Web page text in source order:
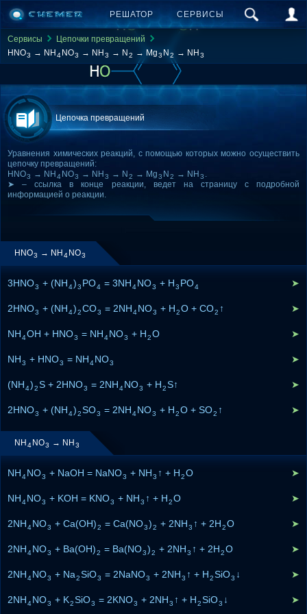
РЕШАТОР СЕРВИСЫ
Сервисы
Цепочки превращений
HNO3 → NH 4 NO3 → NH 3 → N 2 → Mg3 N 2 → NH 3
Цепочка превращений
Уравнения химических реакций, с помощью которых можно осуществить
цепочку превращений:
HNO3 → NH 4 NO3 → NH 3 → N 2 → Mg3 N 2 → NH 3 .
➤ – ссылка в конце реакции, ведет на страницу с подробной
информацией о реакции.
HNO3 → NH 4 NO3
3HNO3 + (NH4)3 PO4 = 3NH4NO3 + H3 PO4 ➤
2HNO3 + (NH4)2CO3 = 2NH4NO3 + H2O + CO2 ↑ ➤
NH4OH + HNO3 = NH4NO3 + H2O ➤
NH3 + HNO3 = NH4NO3 ➤
(NH4)2S + 2HNO3 = 2NH4NO3 + H2S↑ ➤
2HNO3 + (NH4)2SO3 = 2NH4NO3 + H2O + SO2 ↑ ➤
NH 4 NO3 → NH 3
NH4NO3 + NaOH = NaNO3 + NH3 ↑ + H2O ➤
NH4NO3 + KOH = KNO3 + NH3 ↑ + H2O ➤
2NH4NO3 + Ca(OH)2 = Ca(NO3)2 + 2NH3 ↑ + 2H2O ➤
2NH4NO3 + Ba(OH)2 = Ba(NO3)2 + 2NH3 ↑ + 2H2O ➤
2NH4NO3 + Na2SiO3 = 2NaNO3 + 2NH3 ↑ + H2SiO3 ↓ ➤
2NH4NO3 + K2SiO3 = 2KNO3 + 2NH3 ↑ + H2SiO3 ↓ ➤